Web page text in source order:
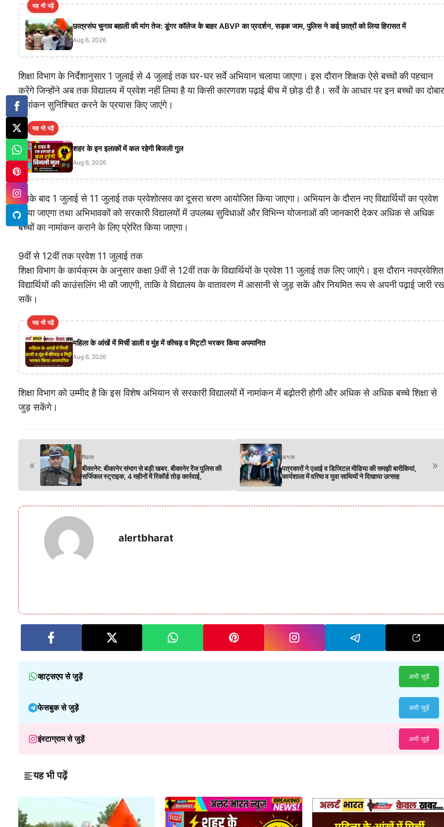
यह भी पढ़ें
छात्रसंघ चुनाव बहाली की मांग तेज: डूंगर कॉलेज के बाहर ABVP का प्रदर्शन, सड़क जाम, पुलिस ने कई छात्रों को लिया हिरासत में
Aug 6, 2026
शिक्षा विभाग के निर्देशानुसार 1 जुलाई से 4 जुलाई तक घर-घर सर्वे अभियान चलाया जाएगा। इस दौरान शिक्षक ऐसे बच्चों की पहचान
करेंगे जिन्होंने अब तक विद्यालय में प्रवेश नहीं लिया है या किसी कारणवश पढ़ाई बीच में छोड़ दी है। सर्वे के आधार पर इन बच्चों का
नामांकन सुनिश्चित करने के प्रयास किए जाएंगे।
यह भी पढ़ें
शहर के इन इलाकों में कल रहेगी बिजली गुल
Aug 6, 2026
इसके बाद 1 जुलाई से 11 जुलाई तक प्रवेशोत्सव का दूसरा चरण आयोजित किया जाएगा। अभियान के दौरान नए विद्यार्थियों का प्रवेश
किया जाएगा तथा अभिभावकों को सरकारी विद्यालयों में उपलब्ध सुविधाओं और विभिन्न योजनाओं की जानकारी देकर अधिक से अधिक
बच्चों का नामांकन कराने के लिए प्रेरित किया जाएगा।
9वीं से 12वीं तक प्रवेश 11 जुलाई तक
शिक्षा विभाग के कार्यक्रम के अनुसार कक्षा 9वीं से 12वीं तक के विद्यार्थियों के प्रवेश 11 जुलाई तक लिए जाएंगे। इस दौरान नवप्रवेशित
विद्यार्थियों की काउंसलिंग भी की जाएगी, ताकि वे विद्यालय के वातावरण में आसानी से जुड़ सकें और नियमित रूप से अपनी पढ़ाई जारी
सकें।
यह भी पढ़ें
महिला के आंखें में मिर्ची डाली व मुंह में कीचड़ व मिट्टी भरकर किया अपमानित
Aug 6, 2026
शिक्षा विभाग को उम्मीद है कि इस विशेष अभियान से सरकारी विद्यालयों में नामांकन में बढ़ोतरी होगी और अधिक से अधिक बच्चे शिक्षा से
जुड़ सकेंगे।
«
पिछला
बीकानेर: बीकानेर संभाग से बड़ी खबर. बीकानेर रेंज पुलिस की
सर्जिकल स्ट्राइक, 4 महीनों में रिकॉर्ड तोड़ कार्रवाई,
अगला
पत्रकारों ने एआई व डिजिटल मीडिया की समझी बारीकियां,
कार्यशाला में वरिष्ठ व युवा साथियों ने दिखाया उत्साह
»
alertbharat
व्हाट्सएप से जुड़ें अभी जुड़ें
फेसबुक से जुड़ें अभी जुड़ें
इंस्टाग्राम से जुड़ें अभी जुड़ें
यह भी पढ़ें